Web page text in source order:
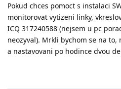
Pokud chces pomoct s instalaci
monitorovat vytizeni linky,
ICQ 317240588 (nejsem u pc
neozyval). Mrkli bychom se na
a nastavovani po hodince dvou